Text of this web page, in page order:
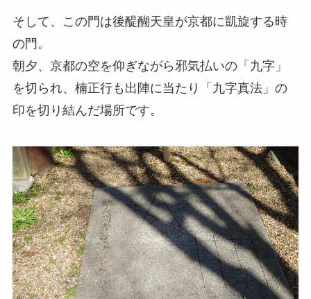
そして、この門は後醍醐天皇が京都に凱旋する時
の門。
朝夕、京都の空を仰ぎながら邪気払いの「九字」
を切られ、楠正行も出陣に当たり「九字真法」の
印を切り結んだ場所です。